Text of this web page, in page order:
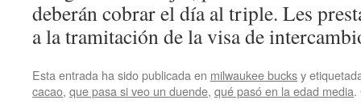
deberán cobrar el día al triple. Les
a la tramitación de la visa de
Esta entrada ha sido publicada en milwaukee bucksy
cacao, que pasa si veo un duende, qué pasó en la edad media.